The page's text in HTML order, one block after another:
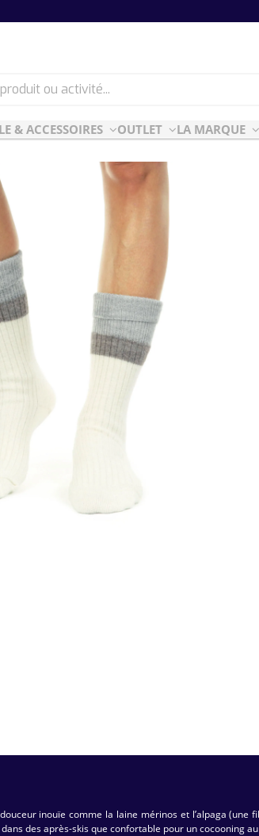
ESSENTIELLES
ski
Air
Style
& ACCESSOIRES OUTLET LA MARQUE
inouïe comme la laine mérinos et l’alpaga
des après-skis que confortable pour un cocooning